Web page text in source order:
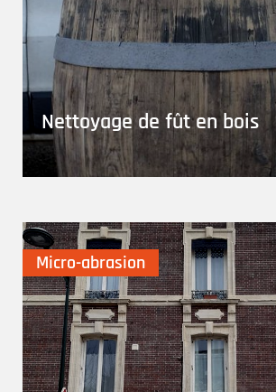
Nettoyage de fût en bois
Micro-abrasion